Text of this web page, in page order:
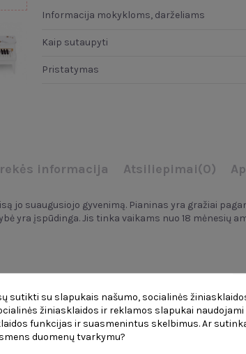
Informacija mokykloms, darželiams
Kaip sutaupyti
Pristatymas
informacija Atsiliepimai(0)
jo suaugusiojo gyvenimą. Pianinas yra gražiai
yra įspūdinga. Jis tinka vaikams nuo 18 mėnesių
norės pradėti mokytis,
su muzika.
sutikti su slapukais našumo, socialinės
žiniasklaidos ir reklamos slapukai
funkcijas ir suasmenintus skelbimus. Ar
duomenų tvarkymu?